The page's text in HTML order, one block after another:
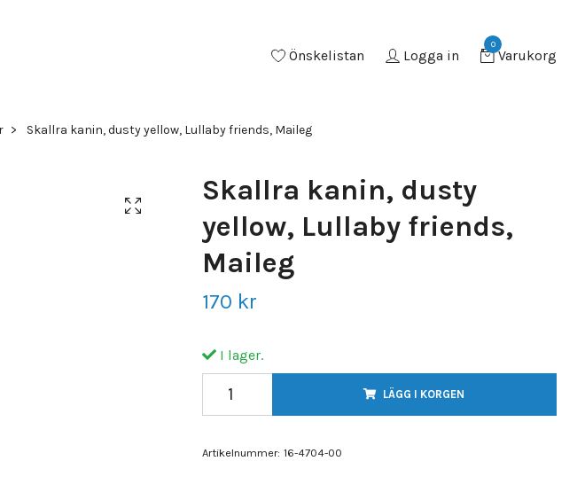
Önskelistan Logga in
0
Varukorg
Skallra kanin, dusty yellow, Lullaby friends, Maileg
Skallra kanin, dusty
yellow, Lullaby friends,
Maileg
170 kr
I lager.
LÄGG I KORGEN
Artikelnummer: 16-4704-00